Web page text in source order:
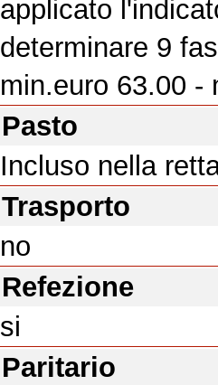
applicato
determinare 9
min.euro 63.00 -
Pasto
Incluso nella
Trasporto
no
Refezione
si
Paritario